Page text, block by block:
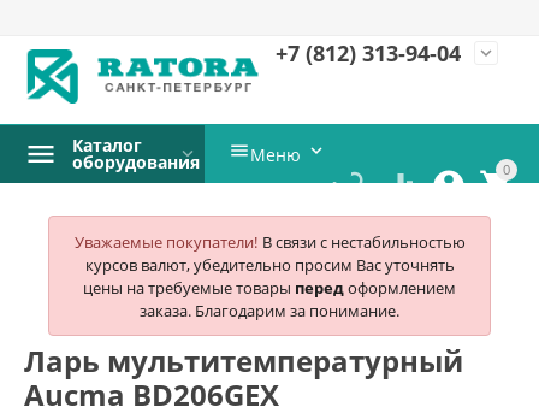
+7 (812) 313-94-04 expand_more
0


 
Каталог
оборудования Меню 
Уважаемые покупатели! В связи с нестабильностью
курсов валют, убедительно просим Вас уточнять
цены на требуемые товары передоформлением
заказа. Благодарим за понимание.
Ларь мультитемпературный
Aucma BD206GEX